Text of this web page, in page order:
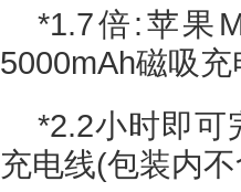
*1.7倍:苹果
5000mAh磁吸
*2.2小时即可
充电线(包装内不